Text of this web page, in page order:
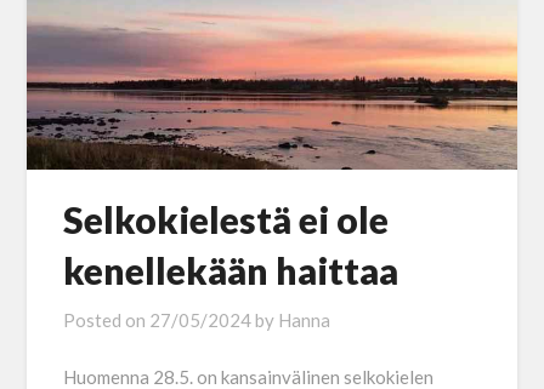
Selkokielestä ei ole
kenellekään haittaa
Posted on 27/05/2024 by Hanna
Huomenna 28.5. on kansainvälinen selkokielen